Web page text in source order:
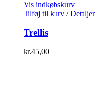
Vis indkøbskurv
Tilføj til kurv / Detaljer
Trellis
kr.45,00